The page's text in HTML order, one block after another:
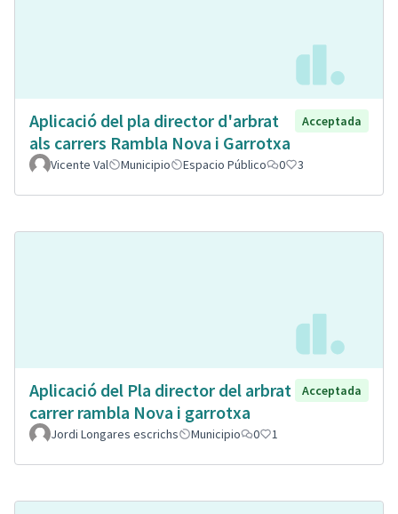
Aplicació del pla director d'arbrat
als carrers Rambla Nova i Garrotxa
Acceptada
Vicente Val Municipio Espacio Público 0 3
Aplicació del Pla director del arbrat
carrer rambla Nova i garrotxa
Acceptada
Jordi Longares escrichs Municipio 0 1